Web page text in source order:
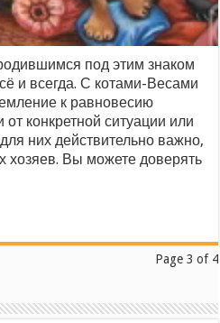
под этим знаком
и всегда. С котами-Весами
к равновесию
конкретной ситуации или
них действительно важно,
хозяев. Вы можете доверять
Page 3 of 4